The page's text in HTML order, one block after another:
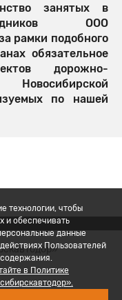
занятых в
ООО
рамки подобного
обязательное
дорожно-
Новосибирской
по нашей
технологии, чтобы
и обеспечивать
данные
Пользователей
содержания.
в Политике